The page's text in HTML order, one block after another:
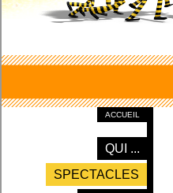
ACCUEIL
QUI ...
SPECTACLES